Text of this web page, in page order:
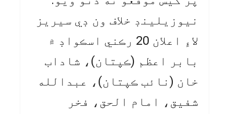
نيوزيلينڊ خلاف ون ڊي سيريز
لاءِ اعلان 20 رڪني اسڪواڊ ۾
بابر اعظم (ڪپتان)، شاداب
خان (نائب ڪپتان)، عبدالله
شفيق، امام الحق، فخر